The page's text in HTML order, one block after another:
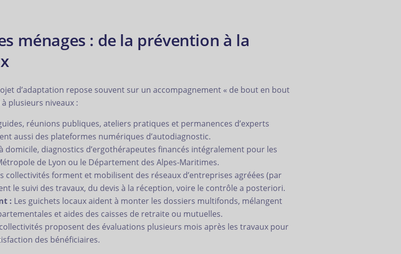
ménages : de la prévention à la
d’adaptation repose souvent sur un accompagnement « de bout en bout
plusieurs niveaux :
réunions publiques, ateliers pratiques et permanences d’experts
aussi des plateformes numériques d’autodiagnostic.
domicile, diagnostics d’ergothérapeutes financés intégralement pour les
de Lyon ou le Département des Alpes-Maritimes.
collectivités forment et mobilisent des réseaux d’entreprises agréées (par
le suivi des travaux, du devis à la réception, voire le contrôle a posteriori.
: Les guichets locaux aident à monter les dossiers multifonds, mélangent
et aides des caisses de retraite ou mutuelles.
proposent des évaluations plusieurs mois après les travaux pour
des bénéficiaires.